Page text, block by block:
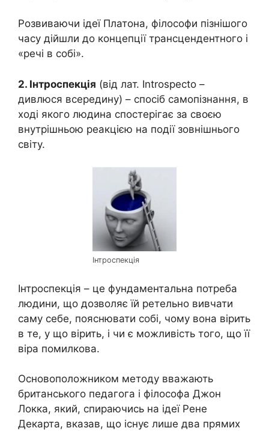
Розвиваючи ідеї Платона, філософи пізнішого
часу дійшли до концепції трансцендентного і
«речі в собі».
2. Інтроспекція (від лат. Introspecto –
дивлюся всередину) – спосіб самопізнання, в
ході якого людина спостерігає за своєю
внутрішньою реакцією на події зовнішнього
світу.
Інтроспекція
Інтроспекція – це фундаментальна потреба
людини, що дозволяє їй ретельно вивчати
саму себе, пояснювати собі, чому вона вірить
в те, у що вірить, і чи є можливість того, що її
віра помилкова.
Основоположником методу вважають
британського педагога і філософа Джон
Локка, який, спираючись на ідеї Рене
Декарта, вказав, що існує лише два прямих